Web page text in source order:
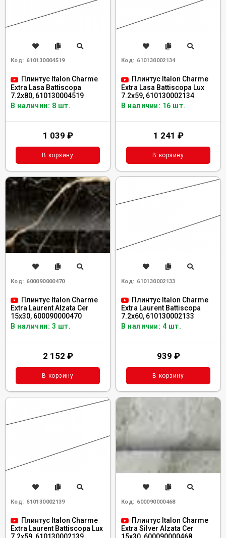
Код: 610130004519
Плинтус Italon Charme
Extra Lasa Battiscopa
7.2x80, 610130004519
В наличии: 8 шт.
1 039 ₽
В корзину
Код: 610130002134
Плинтус Italon Charme
Extra Lasa Battiscopa Lux
7.2x59, 610130002134
В наличии: 16 шт.
1 241 ₽
В корзину
Код: 600090000470
Плинтус Italon Charme
Extra Laurent Alzata Cer
15x30, 600090000470
В наличии: 3 шт.
2 152 ₽
В корзину
Код: 610130002133
Плинтус Italon Charme
Extra Laurent Battiscopa
7.2x60, 610130002133
В наличии: 4 шт.
939 ₽
В корзину
Код: 610130002139
Плинтус Italon Charme
Extra Laurent Battiscopa Lux
Код: 600090000468
Плинтус Italon Charme
Extra Silver Alzata Cer